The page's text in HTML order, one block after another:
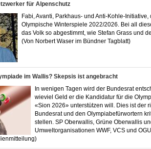
für Al­pen­schutz
Fabi, Avanti, Parkhaus- und Anti-Kohle-
Olympische Winterspiele 2022/2026. Bei all
das Volk so abgestimmt, wie Stefan Grass und
(Von Norbert Waser im Bündner Tagblatt)
im Wallis? Skepsis ist angebracht
In wenigen Tagen wird der Bundesrat
wieviel Geld er die Kandidatur für die
«Sion 2026» unterstützen will. Dies ist der
Bundesrat und den Olympiabefürwortern
stellen. SP Oberwallis, Grüne Oberwallis
Umweltorganisationen WWF, VCS und